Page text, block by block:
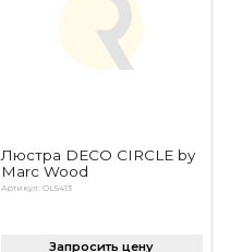
Люстра DECO CIRCLE by
Marc Wood
Артикул: OL5413
Запросить цену